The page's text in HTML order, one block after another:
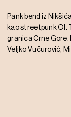
Pank bend iz
kao streetpunk OI.
granica Crne Gore.
Veljko Vučurović,